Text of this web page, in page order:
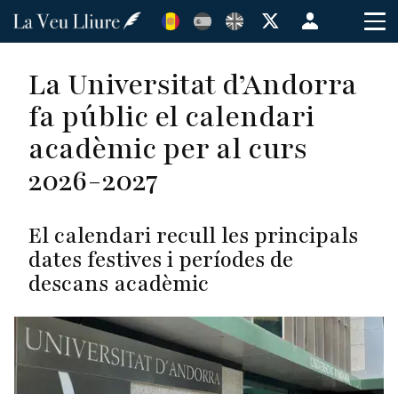
Vés
Menú
de
de
usuario
La Universitat d’Andorra
fa públic el calendari
acadèmic per al curs
2026-2027
El calendari recull les principals
dates festives i períodes de
descans acadèmic